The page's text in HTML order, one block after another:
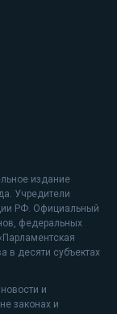
издание
Учредители
РФ. Официальный
федеральных
в десяти субъектах
и
законах и